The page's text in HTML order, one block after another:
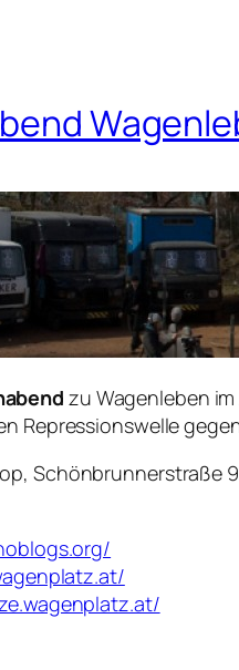
zu Wagenleben
Repressionswelle
Schönbrunnerstraße